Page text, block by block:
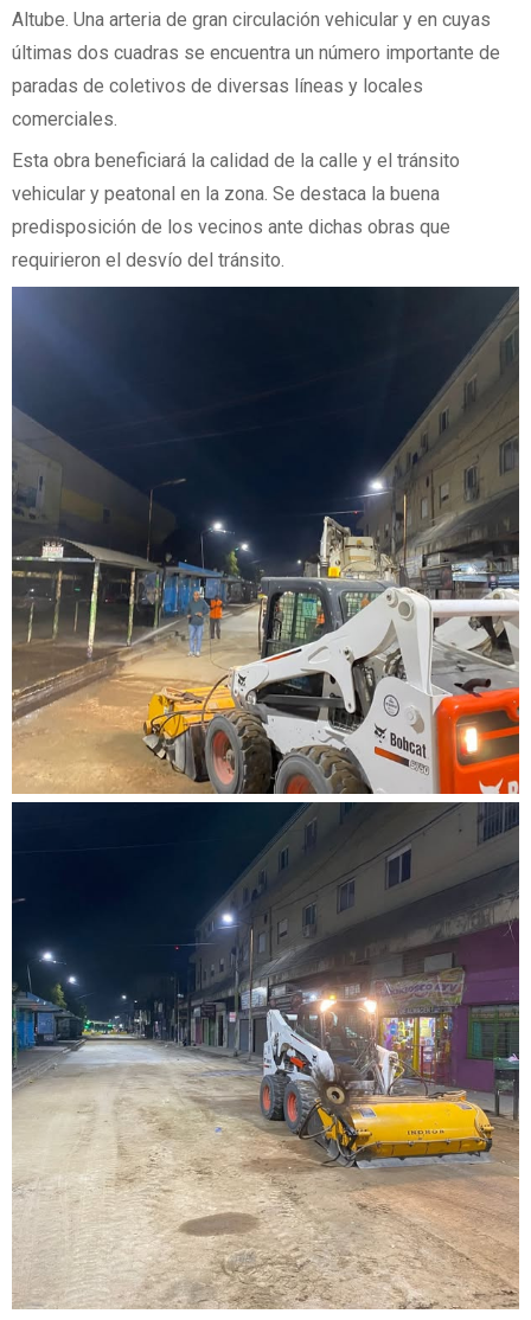
Altube. Una arteria de gran circulación vehicular y en cuyas
últimas dos cuadras se encuentra un número importante de
paradas de coletivos de diversas líneas y locales
comerciales.
Esta obra beneficiará la calidad de la calle y el tránsito
vehicular y peatonal en la zona. Se destaca la buena
predisposición de los vecinos ante dichas obras que
requirieron el desvío del tránsito.